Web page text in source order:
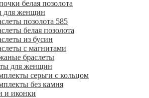
белая позолота
для женщин
позолота 585
белая позолота
из бусин
с магнитами
браслеты
для женщин
серьги с кольцом
без камня
и иконки